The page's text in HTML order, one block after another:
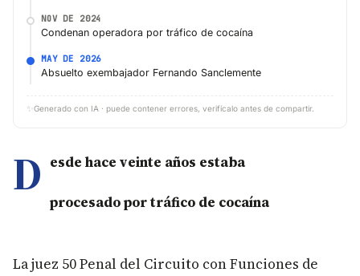
NOV DE 2024
Condenan operadora por tráfico de cocaína
MAY DE 2026
Absuelto exembajador Fernando Sanclemente
✨ Generado con IA · puede contener errores, verifícalo antes de compartir.
D esde hace veinte años estaba
procesado por tráfico de cocaína
La juez 50 Penal del Circuito con Funciones de